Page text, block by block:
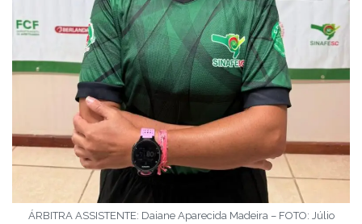
ÁRBITRA ASSISTENTE: Daiane Aparecida Madeira – FOTO: Júlio